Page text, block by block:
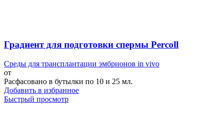
Градиент для подготовки спермы Percoll
Среды для трансплантации эмбрионов in vivo
от
Расфасовано в бутылки по 10 и 25 мл.
Добавить в избранное
Быстрый просмотр